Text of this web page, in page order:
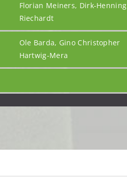
Florian Meiners, Dirk-Henning
Riechardt
Ole Barda, Gino Christopher
Hartwig-Mera